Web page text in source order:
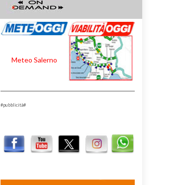
Meteo Salerno
#pubblicità#